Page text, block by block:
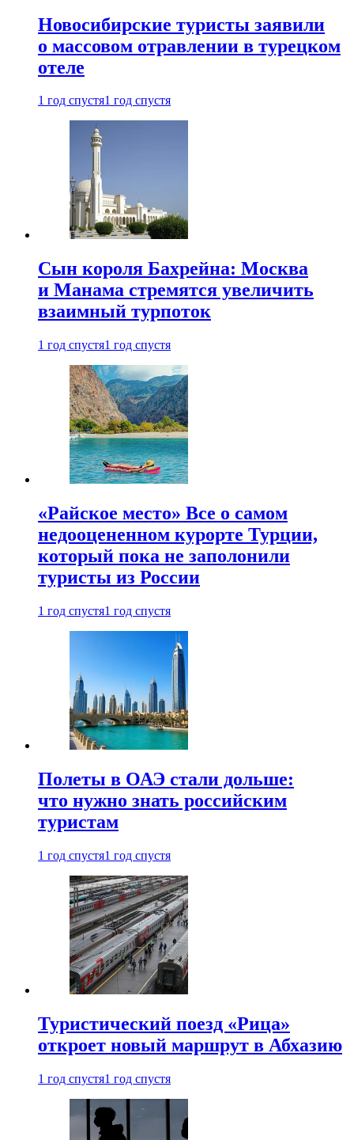
Новосибирские туристы заявили
о массовом отравлении в турецком
отеле
1 год спустя1 год спустя
Сын короля Бахрейна: Москва
и Манама стремятся увеличить
взаимный турпоток
1 год спустя1 год спустя
«Райское место» Все о самом
недооцененном курорте Турции,
который пока не заполонили
туристы из России
1 год спустя1 год спустя
Полеты в ОАЭ стали дольше:
что нужно знать российским
туристам
1 год спустя1 год спустя
Туристический поезд «Рица»
откроет новый маршрут в Абхазию
1 год спустя1 год спустя